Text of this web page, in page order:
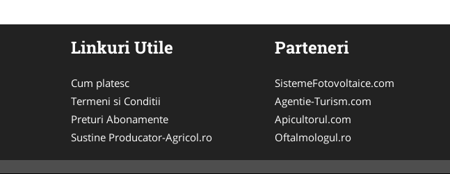
Linkuri Utile
Cum platesc
Termeni si Conditii
Preturi Abonamente
Sustine Producator-Agricol.ro
Parteneri
SistemeFotovoltaice.com
Agentie-Turism.com
Apicultorul.com
Oftalmologul.ro